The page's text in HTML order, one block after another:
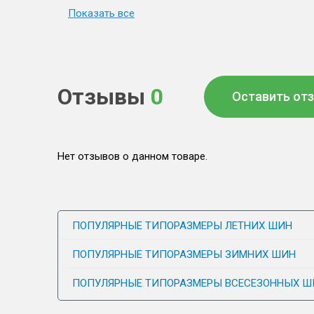
Показать все
Отзывы 0 Оставить
Нет отзывов о данном товаре.
ПОПУЛЯРНЫЕ ТИПОРАЗМЕРЫ ЛЕТНИХ ШИН
ПОПУЛЯРНЫЕ ТИПОРАЗМЕРЫ ЗИМНИХ ШИН
ПОПУЛЯРНЫЕ ТИПОРАЗМЕРЫ ВСЕСЕЗОННЫХ